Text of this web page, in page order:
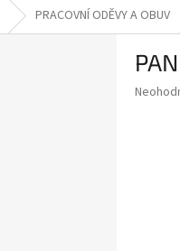
PRACOVNÍ ODĚVY A OBUV